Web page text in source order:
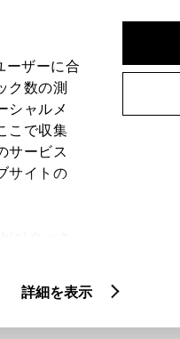
ーザーに合
ク数の測
シャルメ
こで収集
サービス
サイトの
詳細を表示クルマ情報